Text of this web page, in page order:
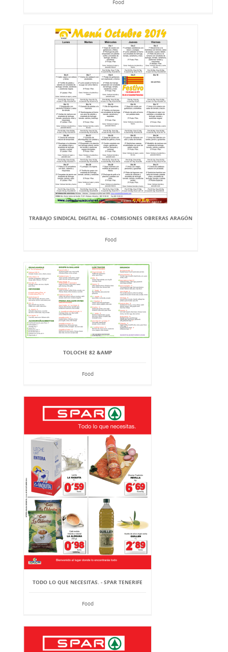
Food
TRABAJO SINDICAL DIGITAL 86 - COMISIONES OBRERAS ARAGÓN
Food
TOLOCHE 82 &AMP
Food
TODO LO QUE NECESITAS. - SPAR TENERIFE
Food